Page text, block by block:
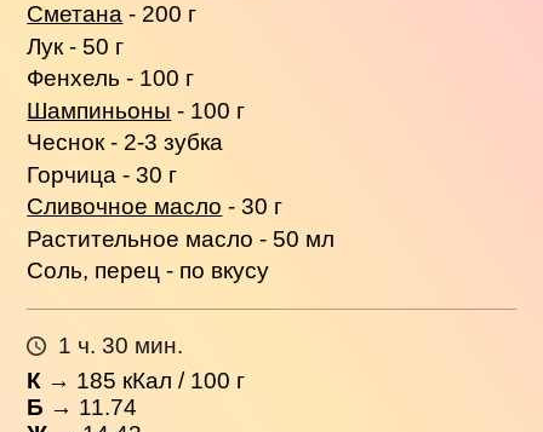
Сметана - 200 г
Лук - 50 г
Фенхель - 100 г
Шампиньоны - 100 г
Чеснок - 2-3 зубка
Горчица - 30 г
Сливочное масло - 30 г
Растительное масло - 50 мл
Соль, перец - по вкусу
1 ч. 30 мин.
К → 185 кКал / 100 г
Б → 11.74